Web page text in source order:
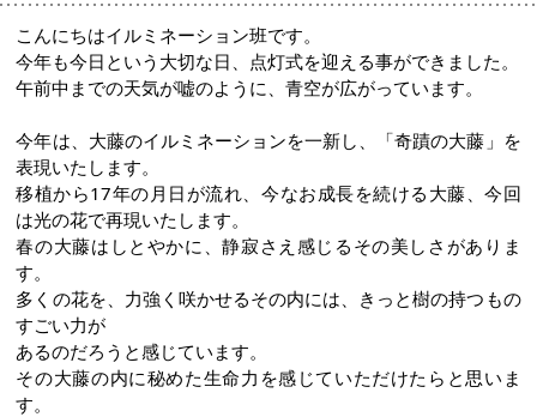
こんにちはイルミネーション班です。
今年も今日という大切な日、点灯式を迎える事ができました。
午前中までの天気が嘘のように、青空が広がっています。
今年は、大藤のイルミネーションを一新し、「奇蹟の大藤」を
表現いたします。
移植から17年の月日が流れ、今なお成長を続ける大藤、今回
は光の花で再現いたします。
春の大藤はしとやかに、静寂さえ感じるその美しさがありま
す。
多くの花を、力強く咲かせるその内には、きっと樹の持つもの
すごい力が
あるのだろうと感じています。
その大藤の内に秘めた生命力を感じていただけたらと思いま
す。